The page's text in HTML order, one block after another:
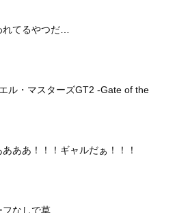
てるやつだ…
ル・マスターズGT2 -Gate of the
ああ！！！ギャルだぁ！！！
フなしで草